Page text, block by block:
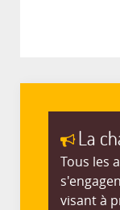
La
Tous les
visant à